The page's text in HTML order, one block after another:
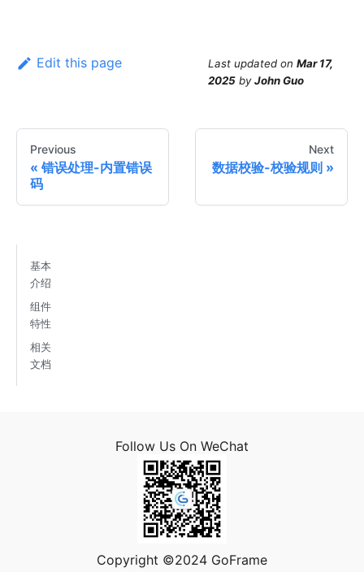
Edit this page Last updated on Mar 17,
2025 byJohn Guo
Previous
错误处理-内置错误
码
Next
数据校验-校验规则
基本
介绍
组件
特性
相关
文档
Follow Us On WeChat
Copyright ©2024 GoFrame